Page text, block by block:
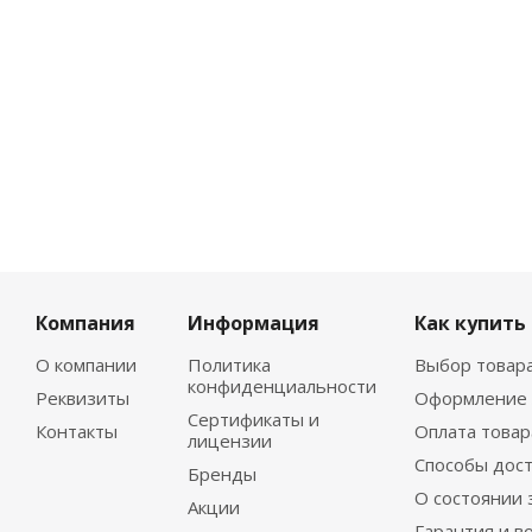
Компания
О компании
Реквизиты
Контакты
Информация
Политика
конфиденциальности
Сертификаты и
лицензии
Бренды
Акции
Как купить
Выбор
Оформление
Оплата
Способы
О состоянии